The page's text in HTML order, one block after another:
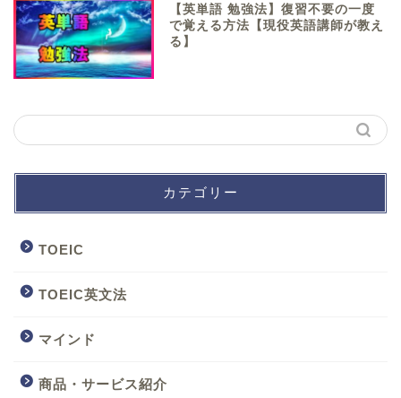
【英単語 勉強法】復習不要の一度
で覚える方法【現役英語講師が教え
る】
カテゴリー
TOEIC
TOEIC英文法
マインド
商品・サービス紹介